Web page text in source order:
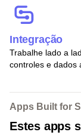
Integração
Trabalhe lado a
controles e dados
Apps Built for
Estes apps